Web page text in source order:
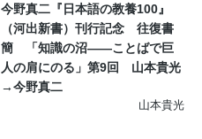
今野真二『日本語の教養100』
（河出新書）刊行記念 往復書
簡 「知識の沼――ことばで巨
人の肩にのる」第9回 山本貴光
→今野真二
山本貴光